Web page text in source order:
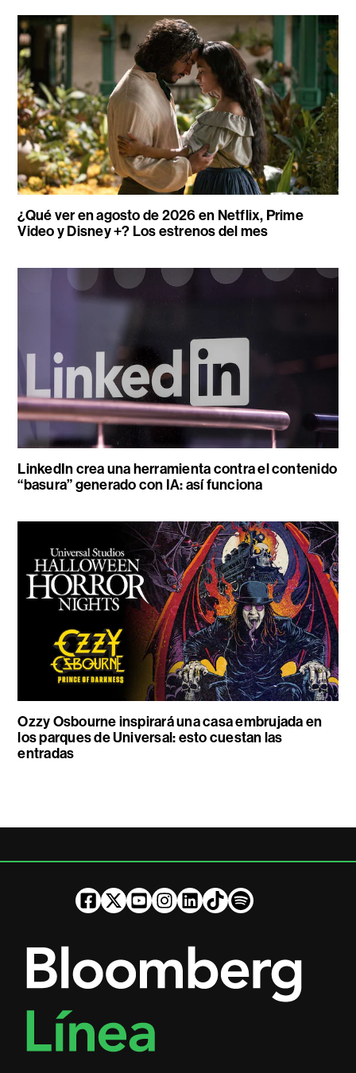
¿Qué ver en agosto de 2026 en Netflix, Prime
Video y Disney +? Los estrenos del mes
LinkedIn crea una herramienta contra el contenido
“basura” generado con IA: así funciona
Ozzy Osbourne inspirará una casa embrujada en
los parques de Universal: esto cuestan las
entradas